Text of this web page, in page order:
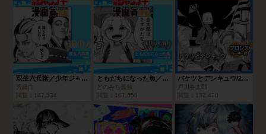
双生六兵衛／少年ジャンプ＋漫画賞2023年夏期
芳藤曲
閲覧：
147,534
ともだちになった魚／少年ジャンプ＋漫画賞2023年夏期
どのみち孤独
閲覧：
167,656
バケツとデンキュウ/2023年10月期ブロンズルーキー賞
戸川春太郎
閲覧：
132,430